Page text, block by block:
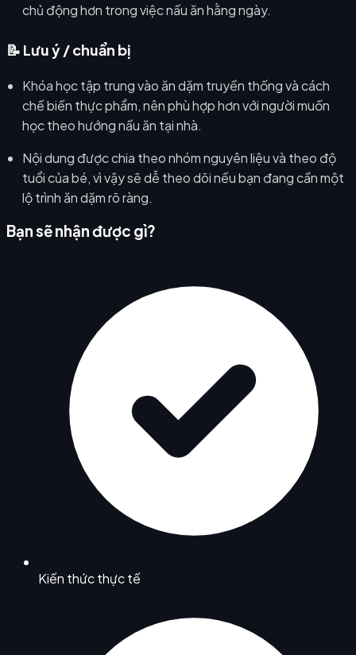
chủ động hơn trong việc nấu ăn hằng ngày.
📝 Lưu ý / chuẩn bị
Khóa học tập trung vào ăn dặm truyền thống và cách
chế biến thực phẩm, nên phù hợp hơn với người muốn
học theo hướng nấu ăn tại nhà.
Nội dung được chia theo nhóm nguyên liệu và theo độ
tuổi của bé, vì vậy sẽ dễ theo dõi nếu bạn đang cần một
lộ trình ăn dặm rõ ràng.
Bạn sẽ nhận được gì?
Kiến thức thực tế